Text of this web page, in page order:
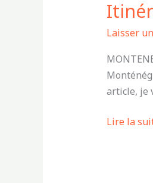
Laisser
article, je
depuis
–
Extension
5
jours
Lire la